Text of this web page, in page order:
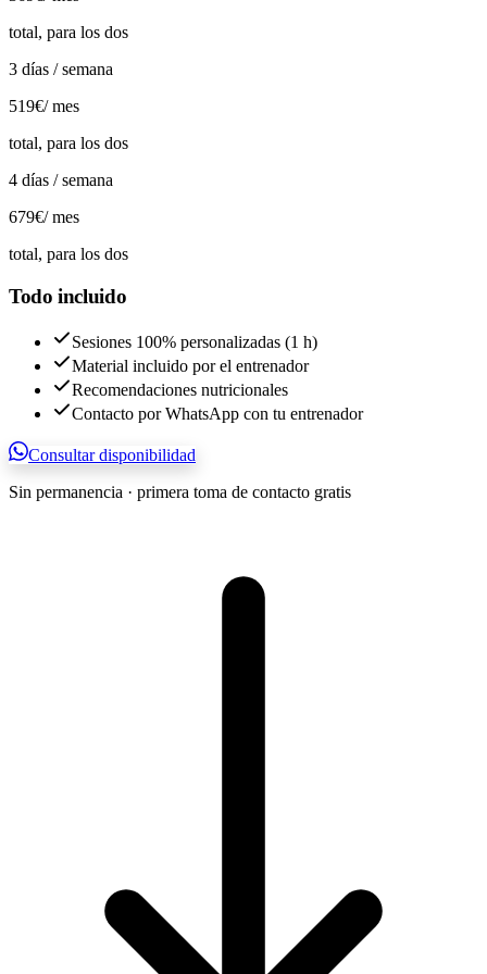
total, para los dos
3 días / semana
519€/ mes
total, para los dos
4 días / semana
679€/ mes
total, para los dos
Todo incluido
Sesiones 100% personalizadas (1 h)
Material incluido por el entrenador
Recomendaciones nutricionales
Contacto por WhatsApp con tu entrenador
Consultar disponibilidad
Sin permanencia · primera toma de contacto gratis